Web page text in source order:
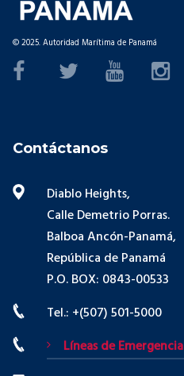
© 2025. Autoridad Marítima de Panamá
Contáctanos
Diablo Heights,
Calle Demetrio Porras.
Balboa Ancón-Panamá,
República de Panamá
P.O. BOX: 0843-00533
Tel.: +(507) 501-5000
Líneas de Emergencia